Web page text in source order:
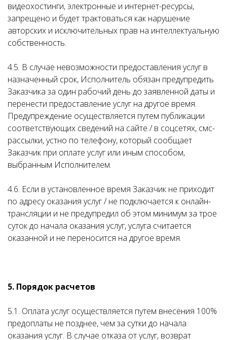
видеохостинги, электронные и интернет-ресурсы,
запрещено и будет трактоваться как нарушение
авторских и исключительных прав на интеллектуальную
собственность.
4.5. В случае невозможности предоставления услуг в
назначенный срок, Исполнитель обязан предупредить
Заказчика за один рабочий день до заявленной даты и
перенести предоставление услуг на другое время.
Предупреждение осуществляется путем публикации
соответствующих сведений на сайте / в соцсетях, смс-
рассылки, устно по телефону, который сообщает
Заказчик при оплате услуг или иным способом,
выбранным Исполнителем.
4.6. Если в установленное время Заказчик не приходит
по адресу оказания услуг / не подключается к онлайн-
трансляции и не предупредил об этом минимум за трое
суток до начала оказания услуг, услуга считается
оказанной и не переносится на другое время.
5. Порядок расчетов
5.1. Оплата услуг осуществляется путем внесения 100%
предоплаты не позднее, чем за сутки до начала
оказания услуг. В случае отказа от услуг, возврат